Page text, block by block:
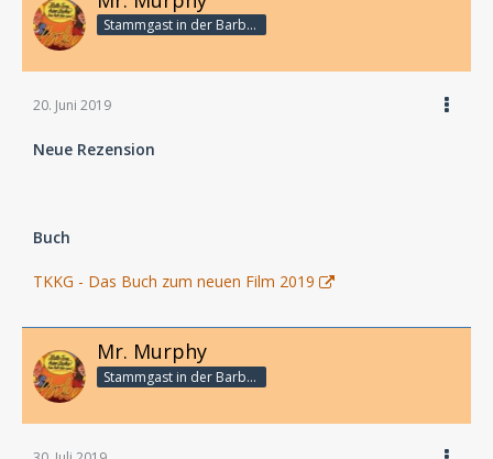
Stammgast in der Barbarabar
20. Juni 2019
Neue Rezension
Buch
TKKG - Das Buch zum neuen Film 2019
Mr. Murphy
Stammgast in der Barbarabar